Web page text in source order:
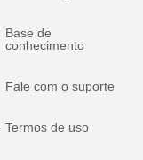
Base de
conhecimento
Fale com o suporte
Termos de uso